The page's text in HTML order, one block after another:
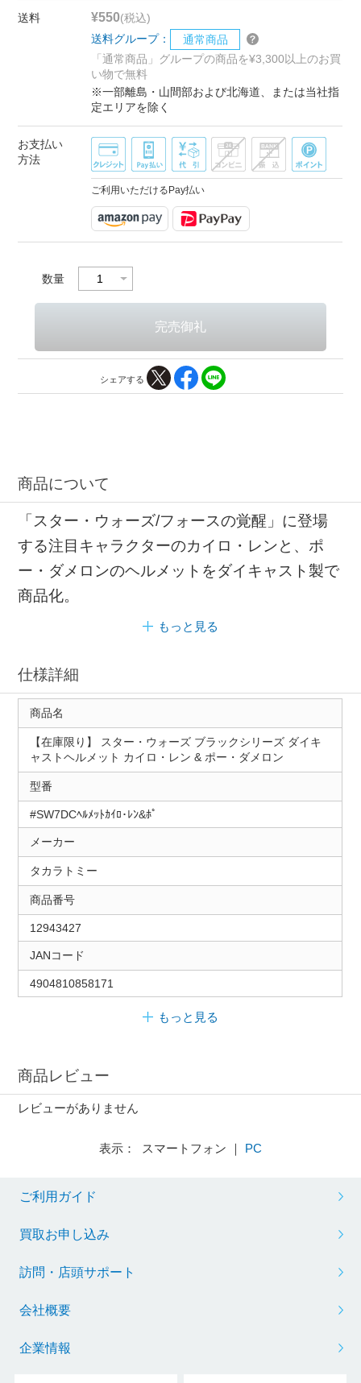
送料 ¥550(税込)
送料グループ：
通常商品
「通常商品」グループの商品を¥3,300以上のお買
い物で無料
※一部離島・山間部および北海道、または当社指
定エリアを除く
お支払い
方法
ご利用いただけるPay払い
数量
シェアする
商品について
「スター・ウォーズ/フォースの覚醒」に登場
する注目キャラクターのカイロ・レンと、ポ
ー・ダメロンのヘルメットをダイキャスト製で
商品化。
もっと見る
仕様詳細
商品名
【在庫限り】 スター・ウォーズ ブラックシリーズ ダイキ
ャストヘルメット カイロ・レン & ポー・ダメロン
型番
#SW7DCﾍﾙﾒｯﾄｶｲﾛ･ﾚﾝ&ﾎﾟ
メーカー
タカラトミー
商品番号
12943427
JANコード
4904810858171
もっと見る
商品レビュー
レビューがありません
表示： スマートフォン ｜ PC
ご利用ガイド
買取お申し込み
訪問・店頭サポート
会社概要
企業情報